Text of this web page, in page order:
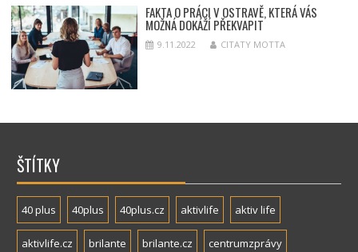
FAKTA O PRÁCI V OSTRAVĚ, KTERÁ VÁS
MOŽNÁ DOKÁŽÍ PŘEKVAPIT
9.11.2022 CITATY MOTTA
ŠTÍTKY
40 plus 40plus 40plus.cz aktivlife aktiv life
aktivlife.cz brilante brilante.cz centrumzprávy